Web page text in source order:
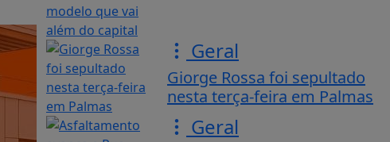
Geral
Giorge Rossa foi sepultado
nesta terça-feira em Palmas
Geral